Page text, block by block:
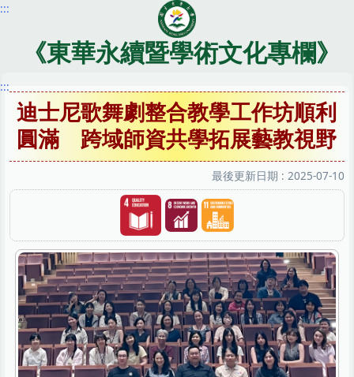
跳
內
區
:::
《東華永續暨學術文化專欄》
:::
迪士尼歌舞劇整合教學工作坊順利
圓滿 跨域師資共學拓展藝教視野
最後更新日期 : 2025-07-10